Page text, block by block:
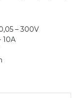
– 300V
10A